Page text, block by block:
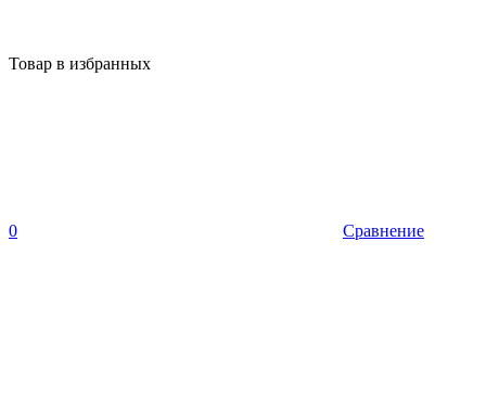
Товар в избранных
0 Сравнение